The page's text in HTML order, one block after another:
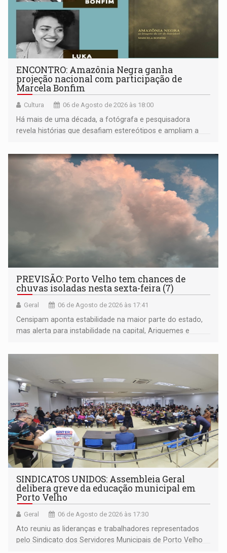
ENCONTRO: Amazônia Negra ganha
projeção nacional com participação de
Marcela Bonfim
Cultura 06 de Agosto de 2026 às 18:00
Há mais de uma década, a fotógrafa e pesquisadora
revela histórias que desafiam estereótipos e ampliam a
negras
PREVISÃO: Porto Velho tem chances de
chuvas isoladas nesta sexta-feira (7)
Geral 06 de Agosto de 2026 às 17:41
Censipam aponta estabilidade na maior parte do estado,
mas alerta para instabilidade na capital, Ariquemes e
SINDICATOS UNIDOS: Assembleia Geral
delibera greve da educação municipal em
Porto Velho
Geral 06 de Agosto de 2026 às 17:30
Ato reuniu as lideranças e trabalhadores representados
pelo Sindicato dos Servidores Municipais de Porto Velho